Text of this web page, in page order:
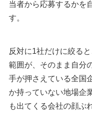
当者から応募するかを
す。
反対に1社だけに絞る
範囲が、そのまま自分
手が押さえている全国
か持っていない地場企
も出てくる会社の顔ぶ